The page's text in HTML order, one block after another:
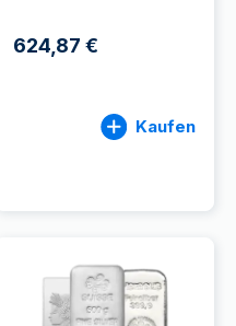
624,87 €
Kaufen